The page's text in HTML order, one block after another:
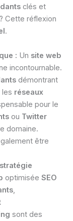
clés et
Cette réflexion
.
: Un site web
incontournable.
démontrant
réseaux
pour le
ou Twitter
domaine.
être
stratégie
optimisée SEO
,
sont des